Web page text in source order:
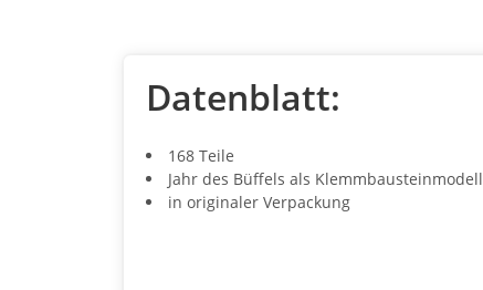
Datenblatt:
168 Teile
Jahr des Büffels als Klemmbausteinmodell
in originaler Verpackung